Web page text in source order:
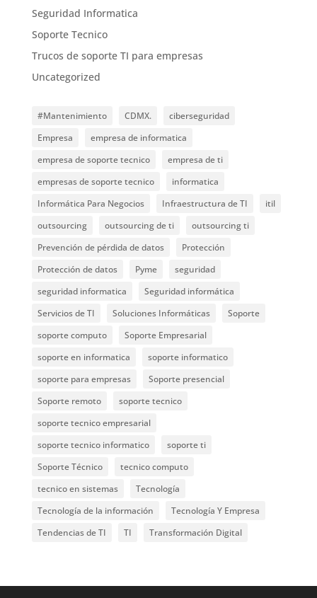
Seguridad Informatica
Soporte Tecnico
Trucos de soporte TI para empresas
Uncategorized
#Mantenimiento CDMX.
ciberseguridad
Empresa
empresa de informatica
empresa de soporte tecnico
empresa de ti
empresas de soporte tecnico
informatica
Informática Para Negocios
Infraestructura de TI
itil
outsourcing
outsourcing de ti
outsourcing ti
Prevención de pérdida de datos
Protección
Protección de datos
Pyme
seguridad
seguridad informatica
Seguridad informática
Servicios de TI
Soluciones Informáticas
Soporte
soporte computo
Soporte Empresarial
soporte en informatica
soporte informatico
soporte para empresas
Soporte presencial
Soporte remoto
soporte tecnico
soporte tecnico empresarial
soporte tecnico informatico
soporte ti
Soporte Técnico
tecnico computo
tecnico en sistemas
Tecnología
Tecnología de la información
Tecnología Y Empresa
Tendencias de TI
TI Transformación Digital